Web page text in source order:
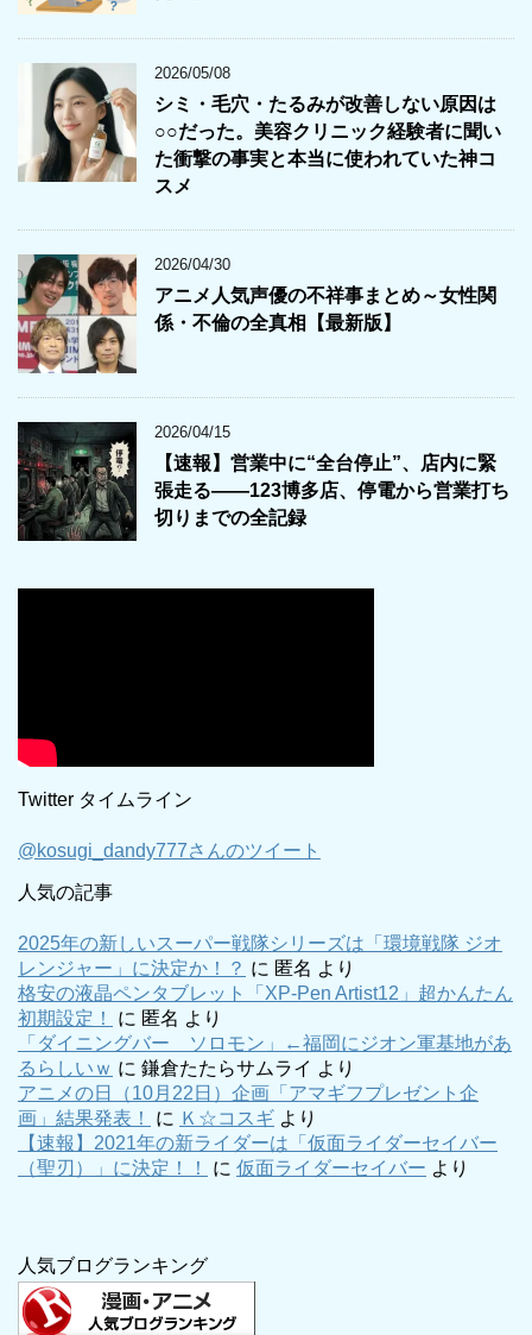
2026/05/08
シミ・毛穴・たるみが改善しない原因は
○○だった。美容クリニック経験者に聞い
た衝撃の事実と本当に使われていた神コ
スメ
2026/04/30
アニメ人気声優の不祥事まとめ～女性関
係・不倫の全真相【最新版】
2026/04/15
【速報】営業中に“全台停止”、店内に緊
張走る――123博多店、停電から営業打ち
切りまでの全記録
Twitter タイムライン
@kosugi_dandy777さんのツイート
人気の記事
2025年の新しいスーパー戦隊シリーズは「環境戦隊 ジオ
レンジャー」に決定か！？ に 匿名 より
格安の液晶ペンタブレット「XP-Pen Artist12」超かんたん
初期設定！
に 匿名 より
「ダイニングバー ソロモン」←福岡にジオン軍基地があ
るらしいｗ に 鎌倉たたらサムライ より
アニメの日（10月22日）企画「アマギフプレゼント企
画」結果発表！
に Ｋ☆コスギ より
【速報】2021年の新ライダーは「仮面ライダーセイバー
（聖刃）」に決定！！
に 仮面ライダーセイバー より
人気ブログランキング